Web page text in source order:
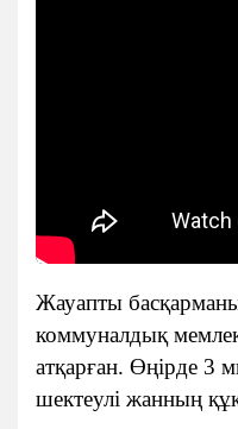
Жауапты
коммуналдық
атқарған. Өңірде 3
шектеулі жанның